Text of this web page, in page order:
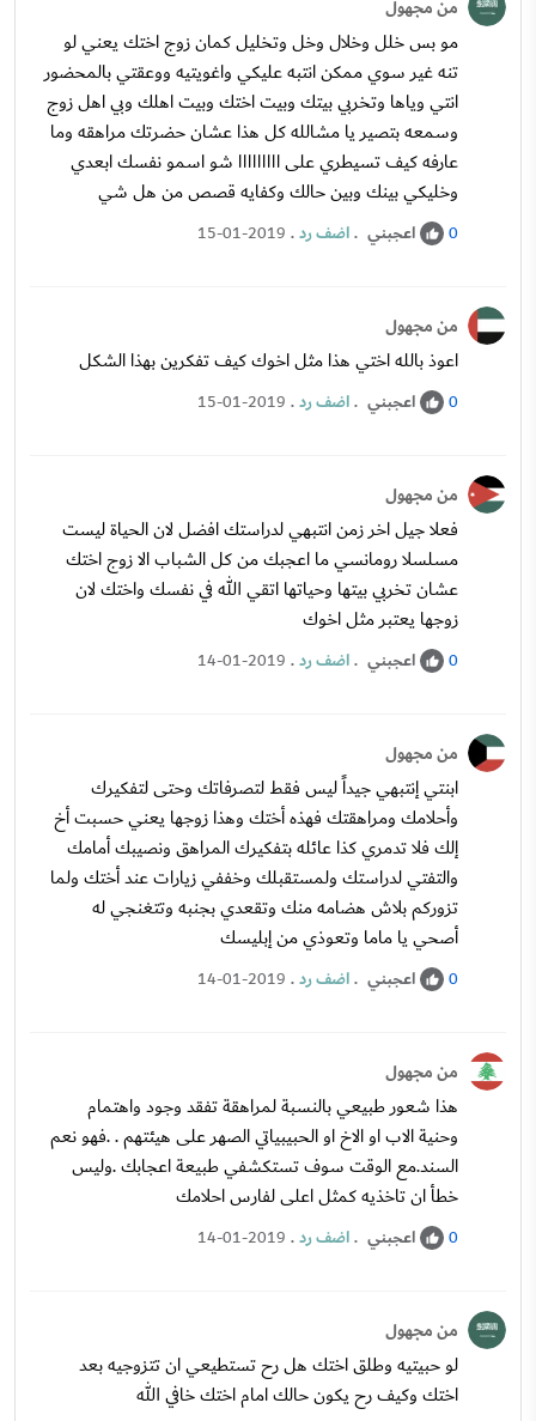
من مجهول
مو بس خلل وخلال وخل وتخليل كمان زوج اختك يعني لو
تنه غير سوي ممكن انتبه عليكي واغويتيه ووعقتي بالمحضور
انتي وياها وتخربي بيتك وبيت اختك وبيت اهلك وبي اهل زوج
وسمعه بتصير يا مشالله كل هذا عشان حضرتك مراهقه وما
عارفه كيف تسيطري على ااااااااا شو اسمو نفسك ابعدي
وخليكي بينك وبين حالك وكفايه قصص من هل شي
0 اعجبني .اضف رد.
15-01-2019
من مجهول
اعوذ بالله اختي هذا مثل اخوك كيف تفكرين بهذا الشكل
0 اعجبني .اضف رد.
15-01-2019
من مجهول
فعلا جيل اخر زمن انتبهي لدراستك افضل لان الحياة ليست
مسلسلا رومانسي ما اعجبك من كل الشباب الا زوج اختك
عشان تخربي بيتها وحياتها اتقي الله في نفسك واختك لان
زوجها يعتبر مثل اخوك
0 اعجبني .اضف رد.
14-01-2019
من مجهول
ابنتي إنتبهي جيداً ليس فقط لتصرفاتك وحتى لتفكيرك
وأحلامك ومراهقتك فهذه أختك وهذا زوجها يعني حسبت أخ
إلك فلا تدمري كذا عائله بتفكيرك المراهق ونصيبك أمامك
والتفتي لدراستك ولمستقبلك وخففي زيارات عند أختك ولما
تزوركم بلاش هضامه منك وتقعدي بجنبه وتتغنجي له
أصحي يا ماما وتعوذي من إبليسك
0 اعجبني .اضف رد.
14-01-2019
من مجهول
هذا شعور طبيعي بالنسبة لمراهقة تفقد وجود واهتمام
وحنية الاب او الاخ او الحبيبياتي الصهر على هيئتهم . .فهو نعم
السند.مع الوقت سوف تستكشفي طبيعة اعجابك .وليس
خطأ ان تاخذيه كمثل اعلى لفارس احلامك
0 اعجبني .اضف رد.
14-01-2019
من مجهول
لو حبيتيه وطلق اختك هل رح تستطيعي ان تتزوجيه بعد
اختك وكيف رح يكون حالك امام اختك خافي الله